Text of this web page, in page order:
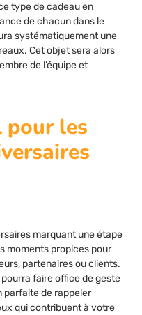
type de cadeau en
de chacun dans le
systématiquement une
Cet objet sera alors
de l’équipe et
pour les
marquant une étape
moments propices pour
partenaires ou clients.
faire office de geste
parfaite de rappeler
qui contribuent à votre